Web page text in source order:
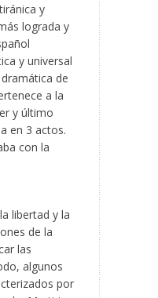
y
lograda y
y universal
de
a la
y último
en 3 actos.
con la
libertad y la
de la
las
algunos
por